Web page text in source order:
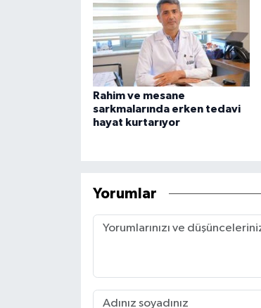
Rahim ve mesane
sarkmalarında erken tedavi
hayat kurtarıyor
Yorumlar